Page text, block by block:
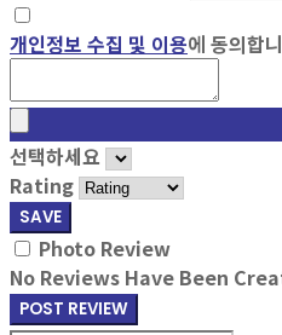
개인정보 수집 및 이용에 동의합
선택하세요
Rating
SAVE
Photo Review
No Reviews Have Been
POST REVIEW